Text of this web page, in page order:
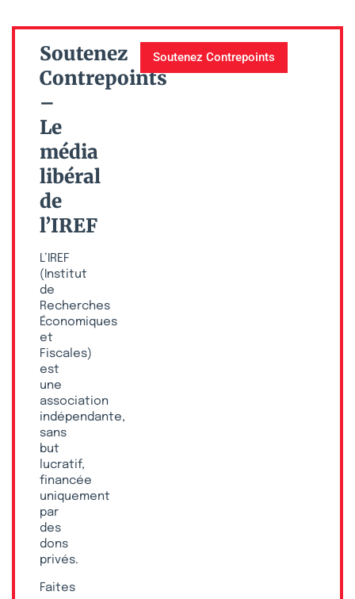
Soutenez
Contrepoints
–
Le
média
libéral
de
l’IREF
L’IREF
(Institut
de
Recherches
Économiques
et
Fiscales)
est
une
association
indépendante,
sans
but
lucratif,
financée
uniquement
par
des
dons
privés.
Faites
Soutenez Contrepoints